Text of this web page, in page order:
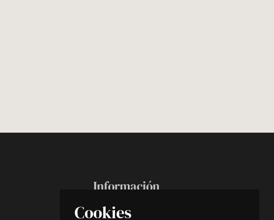
Información
Search
Cookies